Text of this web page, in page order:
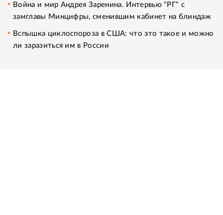
Война и мир Андрея Заренина. Интервью "РГ" с
замглавы Минцифры, сменившим кабинет на блиндаж
Вспышка циклоспороза в США: что это такое и можно
ли заразиться им в России